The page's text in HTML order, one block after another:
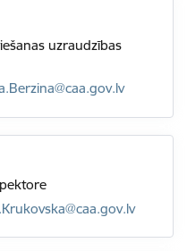
uzraudzības